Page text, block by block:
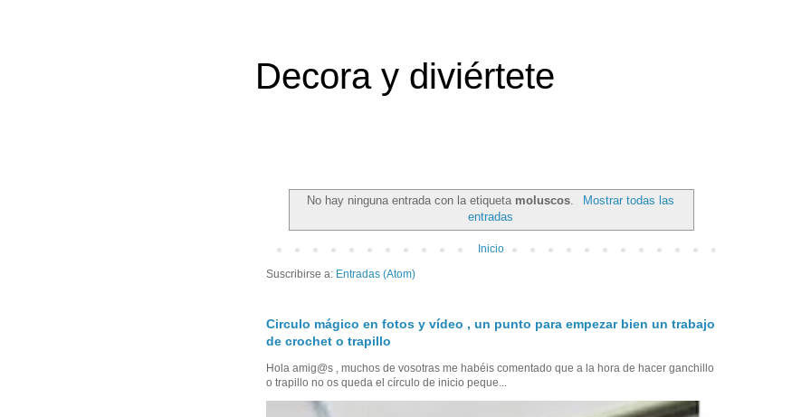
Decora y diviértete
No hay ninguna entrada con la etiqueta moluscos
Mostrar todas las
entradas
Inicio
Suscribirse a: Entradas (Atom)
Circulo mágico en fotos y vídeo , un punto para empezar bien un trabajo
de crochet o trapillo
Hola amig@s , muchos de vosotras me habéis comentado que a la hora de hacer ganchillo
o trapillo no os queda el círculo de inicio peque...